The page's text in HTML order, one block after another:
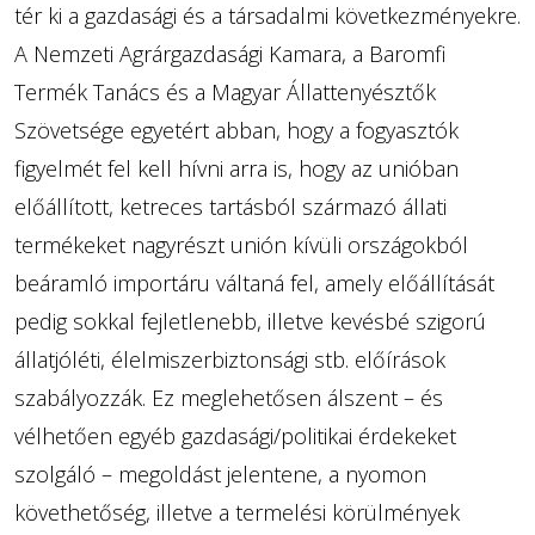
tér ki a gazdasági és a társadalmi következményekre.
A Nemzeti Agrárgazdasági Kamara, a Baromfi
Termék Tanács és a Magyar Állattenyésztők
Szövetsége egyetért abban, hogy a fogyasztók
figyelmét fel kell hívni arra is, hogy az unióban
előállított, ketreces tartásból származó állati
termékeket nagyrészt unión kívüli országokból
beáramló importáru váltaná fel, amely előállítását
pedig sokkal fejletlenebb, illetve kevésbé szigorú
állatjóléti, élelmiszerbiztonsági stb. előírások
szabályozzák. Ez meglehetősen álszent – és
vélhetően egyéb gazdasági/politikai érdekeket
szolgáló – megoldást jelentene, a nyomon
követhetőség, illetve a termelési körülmények